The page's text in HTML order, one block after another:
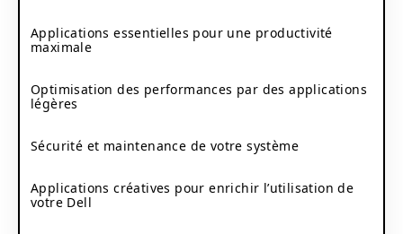
Applications essentielles pour une productivité
maximale
Optimisation des performances par des applications
légères
Sécurité et maintenance de votre système
Applications créatives pour enrichir l’utilisation de
votre Dell